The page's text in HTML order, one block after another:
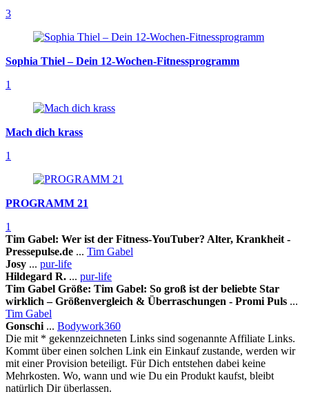
3
Sophia Thiel – Dein 12-Wochen-Fitnessprogramm
1
Mach dich krass
1
PROGRAMM 21
1
Tim Gabel: Wer ist der Fitness-YouTuber? Alter, Krankheit -
Pressepulse.de ... Tim Gabel
Josy ... pur-life
Hildegard R. ... pur-life
Tim Gabel Größe: Tim Gabel: So groß ist der beliebte Star
wirklich – Größenvergleich & Überraschungen - Promi Puls ...
Tim Gabel
Gonschi ... Bodywork360
Die mit * gekennzeichneten Links sind sogenannte Affiliate Links.
Kommt über einen solchen Link ein Einkauf zustande, werden wir
mit einer Provision beteiligt. Für Dich entstehen dabei keine
Mehrkosten. Wo, wann und wie Du ein Produkt kaufst, bleibt
natürlich Dir überlassen.